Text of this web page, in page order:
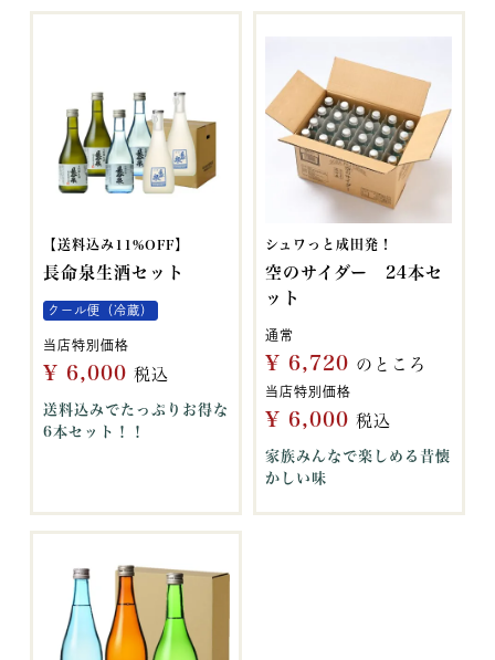
【送料込み11%OFF】
長命泉生酒セット
クール便（冷蔵）
当店特別価格
¥ 6,000 税込
送料込みでたっぷりお得な
6本セット！！
シュワっと成田発！
空のサイダー 24本セ
ット
通常
¥ 6,720 のところ
当店特別価格
¥ 6,000 税込
家族みんなで楽しめる昔懐
かしい味